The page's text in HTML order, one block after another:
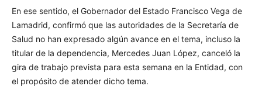
En ese sentido, el Gobernador del Estado Francisco Vega de
Lamadrid, confirmó que las autoridades de la Secretaría de
Salud no han expresado algún avance en el tema, incluso la
titular de la dependencia, Mercedes Juan López, canceló la
gira de trabajo prevista para esta semana en la Entidad, con
el propósito de atender dicho tema.